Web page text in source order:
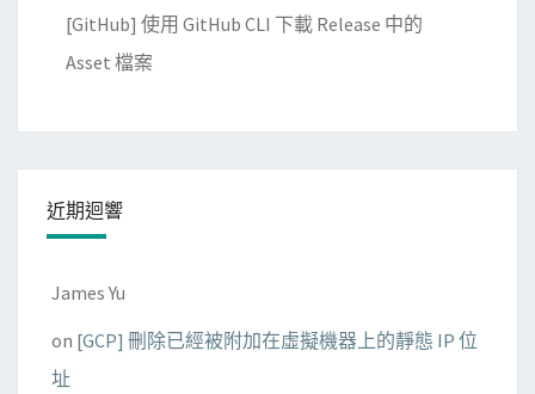
[GitHub] 使用 GitHub CLI 下載 Release 中的
Asset 檔案
近期迴響
James Yu
on [GCP] 刪除已經被附加在虛擬機器上的靜態 IP 位
址